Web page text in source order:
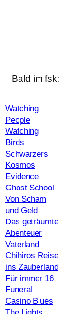
Bald im fsk:
Watching
People
Watching
Birds
Schwarzers
Kosmos
Evidence
Ghost School
Von Scham
und Geld
Das geträumte
Abenteuer
Vaterland
Chihiros Reise
ins Zauberland
Für immer 16
Funeral
Casino Blues
The Lights,